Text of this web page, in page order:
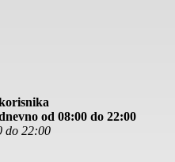
od 08:00 do 22:00
do 22:00